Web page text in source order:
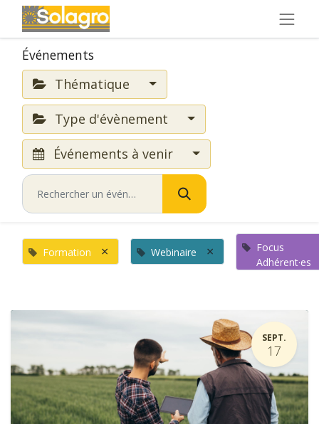
Événements
Thématique
Type d'évènement
Événements à venir
Formation × Webinaire ×
Focus
Adhérent·es
SEPT.
17